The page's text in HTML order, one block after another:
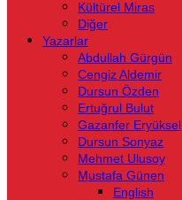
Kültürel Miras
Diğer
Yazarlar
Abdullah Gürgün
Cengiz Aldemir
Dursun Özden
Ertuğrul Bulut
Gazanfer Eryüksel
Dursun Sonyaz
Mehmet Ulusoy
Mustafa Günen
English